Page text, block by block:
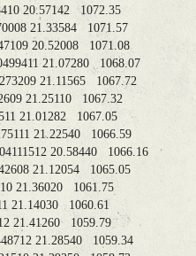
20.57142 1072.35
21.33584 1071.57
20.52008 1071.08
21.07280 1068.07
21.11565 1067.72
21.25110 1067.32
21.01282 1067.05
21.22540 1066.59
304111512 20.58440 1066.16
21.12054 1065.05
21.36020 1061.75
21.14030 1060.61
21.41260 1059.79
21.28540 1059.34